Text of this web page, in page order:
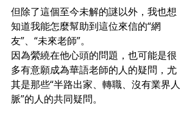
但除了這個至今未解的謎以外，我也想
知道我能怎麼幫助到這位來信的“網
友”、“未來老師”。
因為縈繞在他心頭的問題，也可能是很
多有意願成為華語老師的人的疑問，尤
其是那些“半路出家、轉職、沒有業界人
脈”的人的共同疑問。